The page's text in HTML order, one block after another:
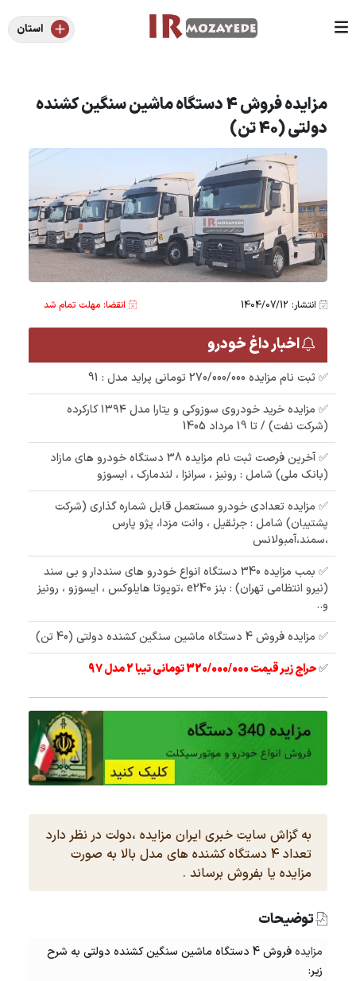
استان
مزایده فروش 4 دستگاه ماشین سنگین کشنده
دولتی (40 تن)
انتشار: 1404/07/12 انقضا: مهلت تمام شد
اخبار داغ خودرو
✅ ثبت نام مزایده 270/000/000 تومانی پراید مدل : 91
✅ مزایده خرید خودروی سوزوکی و یتارا مدل ۱۳۹۴ کارکرده
(شرکت نفت) / تا 19 مرداد 1405
✅ آخرین فرصت ثبت نام مزایده 38 دستگاه خودرو های مازاد
(بانک ملی) شامل : رونیز ، سرانزا ، لندمارک ، ایسوزو
✅ مزایده تعدادی خودرو مستعمل قابل شماره گذاری (شرکت
پشتیبان) شامل : جرثقیل ، وانت مزدا، پژو پارس
،سمند،آمبولانس
✅ بمب مزایده 340 دستگاه انواع خودرو های سنددار و بی سند
(نیرو انتظامی تهران) : بنز e240 ،تویوتا هایلوکس ، ایسوزو ، رونیز
و..
✅ مزایده فروش 4 دستگاه ماشین سنگین کشنده دولتی (40 تن)
✅حراج زیر قیمت 320/000/000 تومانی تیبا 2 مدل 97
به گزاش سایت خبری ایران مزایده ،دولت در نظر دارد
تعداد 4 دستگاه کشنده های مدل بالا به صورت
مزایده یا بفروش برساند .
توضیحات
مزایده
فروش 4 دستگاه ماشین سنگین کشنده دولتی به شرح
زیر: